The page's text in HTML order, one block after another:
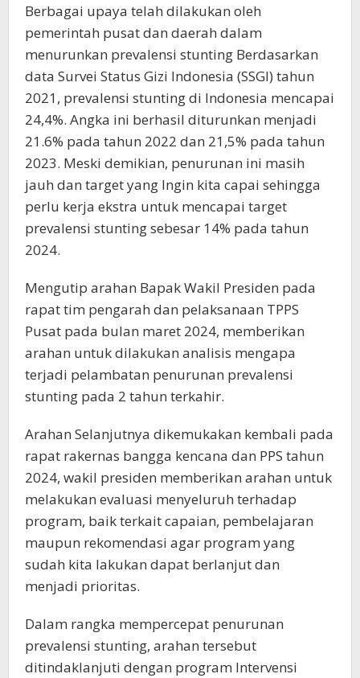
Berbagai upaya telah dilakukan oleh
pemerintah pusat dan daerah dalam
menurunkan prevalensi stunting Berdasarkan
data Survei Status Gizi Indonesia (SSGI) tahun
2021, prevalensi stunting di Indonesia mencapai
24,4%. Angka ini berhasil diturunkan menjadi
21.6% pada tahun 2022 dan 21,5% pada tahun
2023. Meski demikian, penurunan ini masih
jauh dan target yang Ingin kita capai sehingga
perlu kerja ekstra untuk mencapai target
prevalensi stunting sebesar 14% pada tahun
2024.
Mengutip arahan Bapak Wakil Presiden pada
rapat tim pengarah dan pelaksanaan TPPS
Pusat pada bulan maret 2024, memberikan
arahan untuk dilakukan analisis mengapa
terjadi pelambatan penurunan prevalensi
stunting pada 2 tahun terkahir.
Arahan Selanjutnya dikemukakan kembali pada
rapat rakernas bangga kencana dan PPS tahun
2024, wakil presiden memberikan arahan untuk
melakukan evaluasi menyeluruh terhadap
program, baik terkait capaian, pembelajaran
maupun rekomendasi agar program yang
sudah kita lakukan dapat berlanjut dan
menjadi prioritas.
Dalam rangka mempercepat penurunan
prevalensi stunting, arahan tersebut
ditindaklanjuti dengan program Intervensi